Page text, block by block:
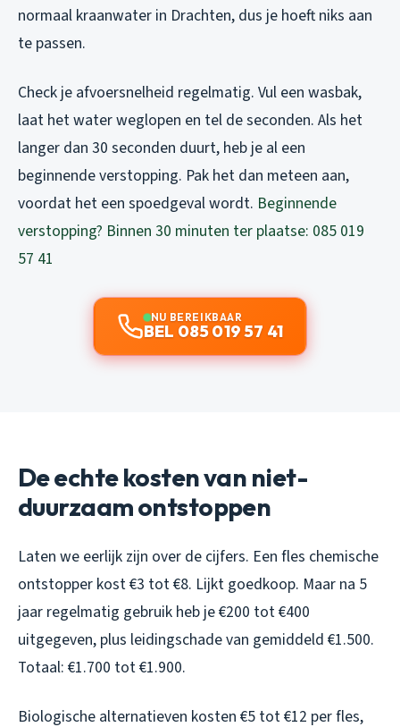
normaal kraanwater in Drachten, dus je hoeft niks aan
te passen.
Check je afvoersnelheid regelmatig. Vul een wasbak,
laat het water weglopen en tel de seconden. Als het
langer dan 30 seconden duurt, heb je al een
beginnende verstopping. Pak het dan meteen aan,
voordat het een spoedgeval wordt. Beginnende
verstopping? Binnen 30 minuten ter plaatse: 085 019
57 41
NU BEREIKBAAR
BEL 085 019 57 41
De echte kosten van niet-
duurzaam ontstoppen
Laten we eerlijk zijn over de cijfers. Een fles chemische
ontstopper kost €3 tot €8. Lijkt goedkoop. Maar na 5
jaar regelmatig gebruik heb je €200 tot €400
uitgegeven, plus leidingschade van gemiddeld €1.500.
Totaal: €1.700 tot €1.900.
Biologische alternatieven kosten €5 tot €12 per fles,